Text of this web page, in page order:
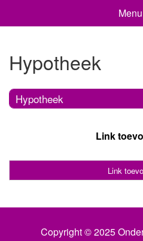
Hypotheek
Hypotheek
Link
Link
Copyright © 2025